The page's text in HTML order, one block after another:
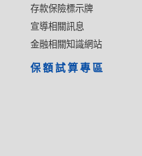
存款保險標示牌
宣導相關訊息
金融相關知識網站
保額試算專區